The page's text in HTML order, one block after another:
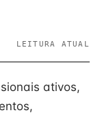
LEITURA ATUAL
ativos,